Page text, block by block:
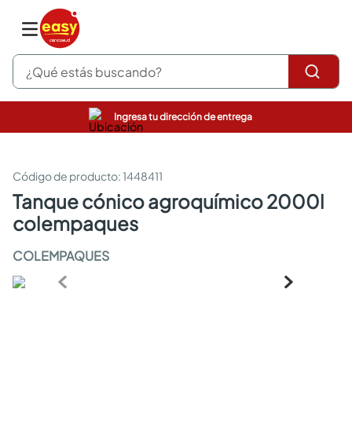
¿Qué estás buscando?
Ingresa tu dirección de entrega
:1448411
tanque cónico agroquímico 2000l
colempaques
COLEMPAQUES
pinturas
sanitarios
comedor
escritorio
armarios closet
comedores